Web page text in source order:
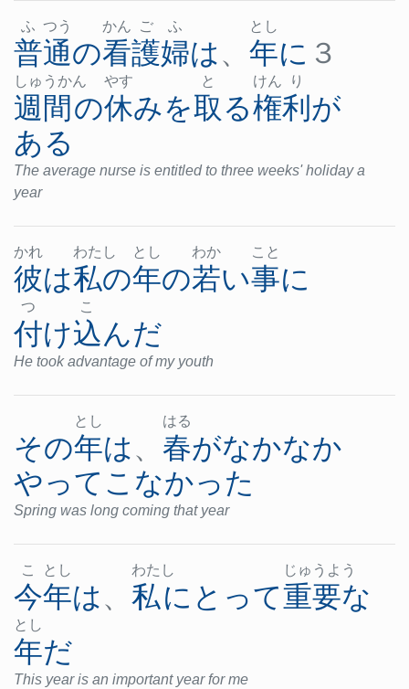
ふ つう
普通の
かん ご ふ
看護婦は、
とし
年に ３
しゅ うかん
週間の
やす
休みを
と
取る
けん り
権利 が
ある
The average nurse is entitled to three weeks' holiday a
year
かれ
彼は
わた し
私の
とし
年の
わか
若い
こと
事に
つ こ
付け込んだ
He took advantage of my youth
その
とし
年は、
はる
春がなかなか
やってこなかった
Spring was long coming that year
こ とし
今年は、
わた し
私にとって
じゅ うよ う
重要な
とし
年だ
This year is an important year for me